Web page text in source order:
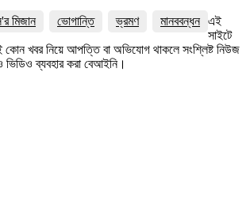
মিজান ভোগান্তি ভ্রমণ
মানববন্ধন এই
সাইটে
কোন খবর নিয়ে আপত্তি বা অভিযোগ থাকলে সংশ্লিষ্ট নিউজ
ব্যবহার করা বেআইনি।